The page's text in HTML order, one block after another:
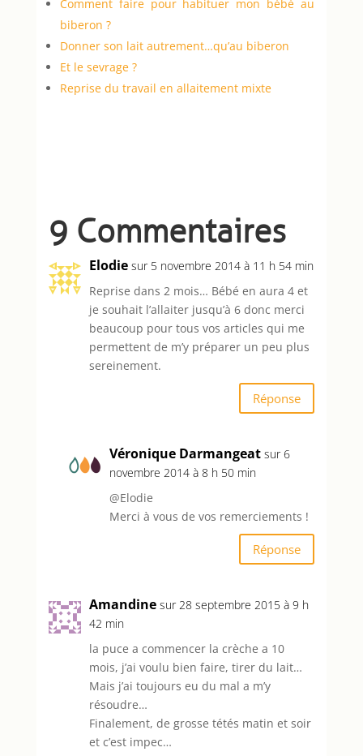
Comment faire pour habituer mon bébé au
biberon ?
Donner son lait autrement…qu’au biberon
Et le sevrage ?
Reprise du travail en allaitement mixte
9 Commentaires
Elodie sur 5 novembre 2014 à 11 h 54 min
Reprise dans 2 mois… Bébé en aura 4 et
je souhait l’allaiter jusqu’à 6 donc merci
beaucoup pour tous vos articles qui me
permettent de m’y préparer un peu plus
sereinement.
Réponse
Véronique Darmangeat sur 6
novembre 2014 à 8 h 50 min
@Elodie
Merci à vous de vos remerciements !
Réponse
Amandine sur 28 septembre 2015 à 9 h
42 min
la puce a commencer la crèche a 10
mois, j’ai voulu bien faire, tirer du lait…
Mais j’ai toujours eu du mal a m’y
résoudre…
Finalement, de grosse tétés matin et soir
et c’est impec…